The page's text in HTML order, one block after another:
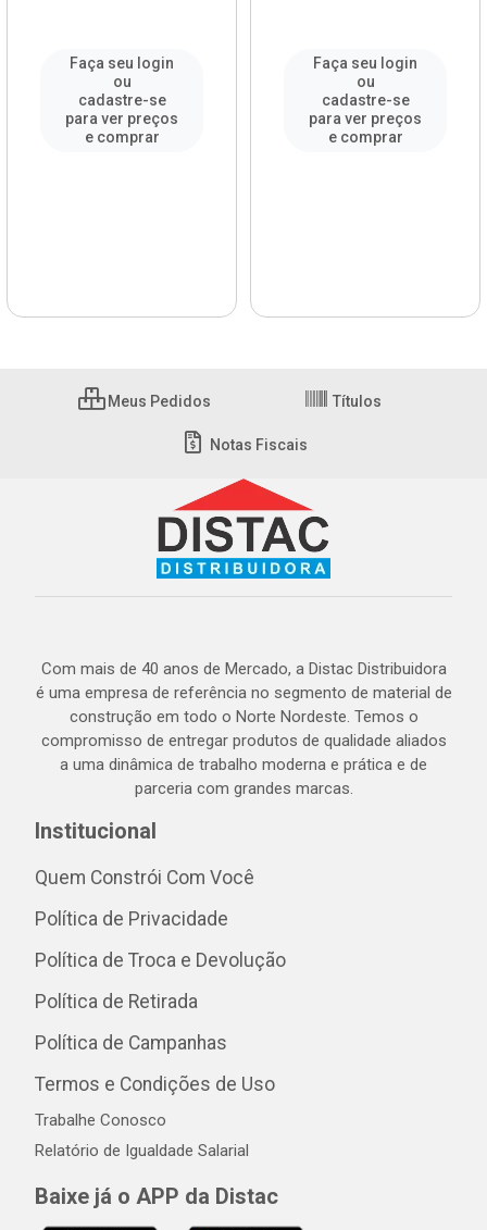
Faça seu login
ou
cadastre-se
para ver preços
e comprar
Faça seu login
ou
cadastre-se
para ver preços
e comprar
Meus Pedidos Títulos
Notas Fiscais
Com mais de 40 anos de Mercado, a Distac Distribuidora
é uma empresa de referência no segmento de material de
construção em todo o Norte Nordeste. Temos o
compromisso de entregar produtos de qualidade aliados
a uma dinâmica de trabalho moderna e prática e de
parceria com grandes marcas.
Institucional
Quem Constrói Com Você
Política de Privacidade
Política de Troca e Devolução
Política de Retirada
Política de Campanhas
Termos e Condições de Uso
Trabalhe Conosco
Relatório de Igualdade Salarial
Baixe já o APP da Distac